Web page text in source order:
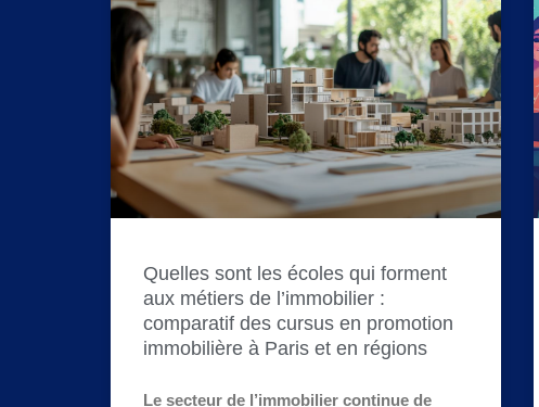
Quelles sont les écoles qui forment
aux métiers de l’immobilier :
comparatif des cursus en promotion
immobilière à Paris et en régions
Le secteur de l’immobilier continue de